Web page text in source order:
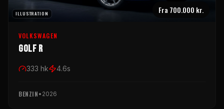
ILLUSTRATION Fra 700.000 kr.
VOLKSWAGEN
Golf R
333 hk 4.6s
BENZIN • 2026